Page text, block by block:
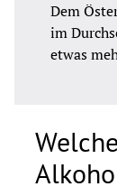
Dem
im
etwas